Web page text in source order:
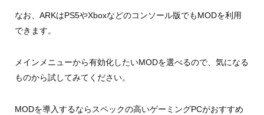
なお、ARKはPS5やXboxなどのコンソール版でもMODを利用
できます。
メインメニューから有効化したいMODを選べるので、気になる
ものから試してみてください。
MODを導入するならスペックの高いゲーミングPCがおすすめ